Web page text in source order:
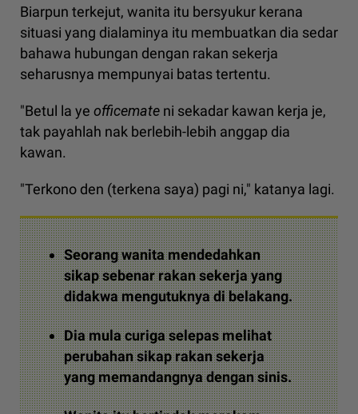
Biarpun terkejut, wanita itu bersyukur kerana
situasi yang dialaminya itu membuatkan dia sedar
bahawa hubungan dengan rakan sekerja
seharusnya mempunyai batas tertentu.
"Betul la ye officemate ni sekadar kawan kerja je,
tak payahlah nak berlebih-lebih anggap dia
kawan.
"Terkono den (terkena saya) pagi ni," katanya lagi.
Seorang wanita mendedahkan
sikap sebenar rakan sekerja yang
didakwa mengutuknya di belakang.
Dia mula curiga selepas melihat
perubahan sikap rakan sekerja
yang memandangnya dengan sinis.